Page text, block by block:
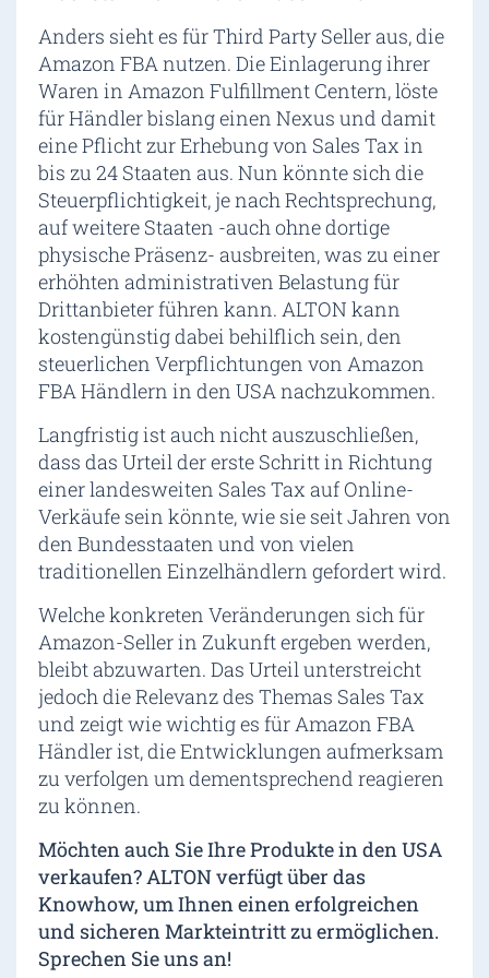
Anders sieht es für Third Party Seller aus, die
Amazon FBA nutzen. Die Einlagerung ihrer
Waren in Amazon Fulfillment Centern, löste
für Händler bislang einen Nexus und damit
eine Pflicht zur Erhebung von Sales Tax in
bis zu 24 Staaten aus. Nun könnte sich die
Steuerpflichtigkeit, je nach Rechtsprechung,
auf weitere Staaten -auch ohne dortige
physische Präsenz- ausbreiten, was zu einer
erhöhten administrativen Belastung für
Drittanbieter führen kann. ALTON kann
kostengünstig dabei behilflich sein, den
steuerlichen Verpflichtungen von Amazon
FBA Händlern in den USA nachzukommen.
Langfristig ist auch nicht auszuschließen,
dass das Urteil der erste Schritt in Richtung
einer landesweiten Sales Tax auf Online-
Verkäufe sein könnte, wie sie seit Jahren von
den Bundesstaaten und von vielen
traditionellen Einzelhändlern gefordert wird.
Welche konkreten Veränderungen sich für
Amazon-Seller in Zukunft ergeben werden,
bleibt abzuwarten. Das Urteil unterstreicht
jedoch die Relevanz des Themas Sales Tax
und zeigt wie wichtig es für Amazon FBA
Händler ist, die Entwicklungen aufmerksam
zu verfolgen um dementsprechend reagieren
zu können.
Möchten auch Sie Ihre Produkte in den USA
verkaufen? ALTON verfügt über das
Knowhow, um Ihnen einen erfolgreichen
und sicheren Markteintritt zu ermöglichen.
Sprechen Sie uns an!